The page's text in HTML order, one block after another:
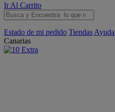
Ir Al Carrito
Estado de mi pedido Tiendas Ayuda
Canarias